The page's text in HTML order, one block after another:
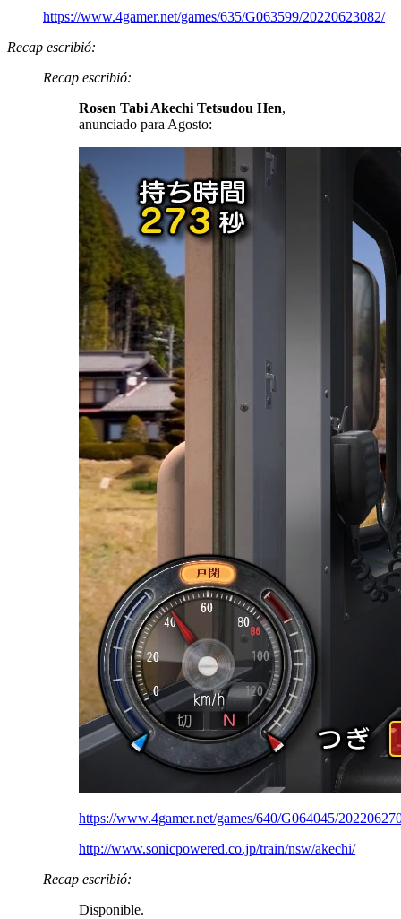
https://www.4gamer.net/games/635/G063599/20220623082/
Recap escribió:
Recap escribió:
Rosen Tabi Akechi Tetsudou Hen,
anunciado para Agosto:
https://www.4gamer.net/games/640/G064045/
http://www.sonicpowered.co.jp/train/nsw/akechi/
Recap escribió:
Disponible.